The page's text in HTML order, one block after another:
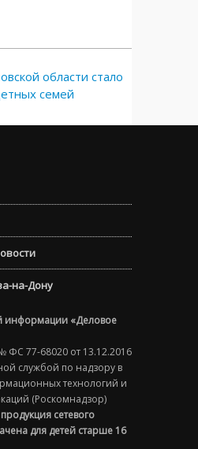
области стало
семей
на-Дону
информации «Деловое
ФС 77-68020 от 13.12.2016
службой по надзору в
технологий и
(Роскомнадзор)
сетевого
для детей старше 16